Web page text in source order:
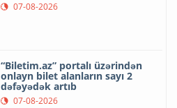
07-08-2026
“Biletim.az” portalı üzərindən
onlayn bilet alanların sayı 2
dəfəyədək artıb
07-08-2026